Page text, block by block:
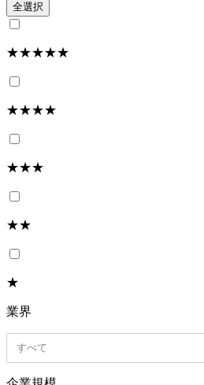
全選択
★★★★★
★★★★
★★★
★★
★
業界
すべて